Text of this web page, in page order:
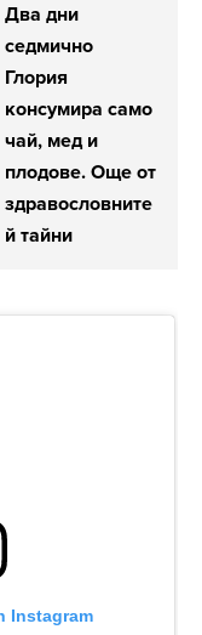
Два дни
седмично
Глория
консумира само
чай, мед и
плодове. Още от
здравословните
й тайни